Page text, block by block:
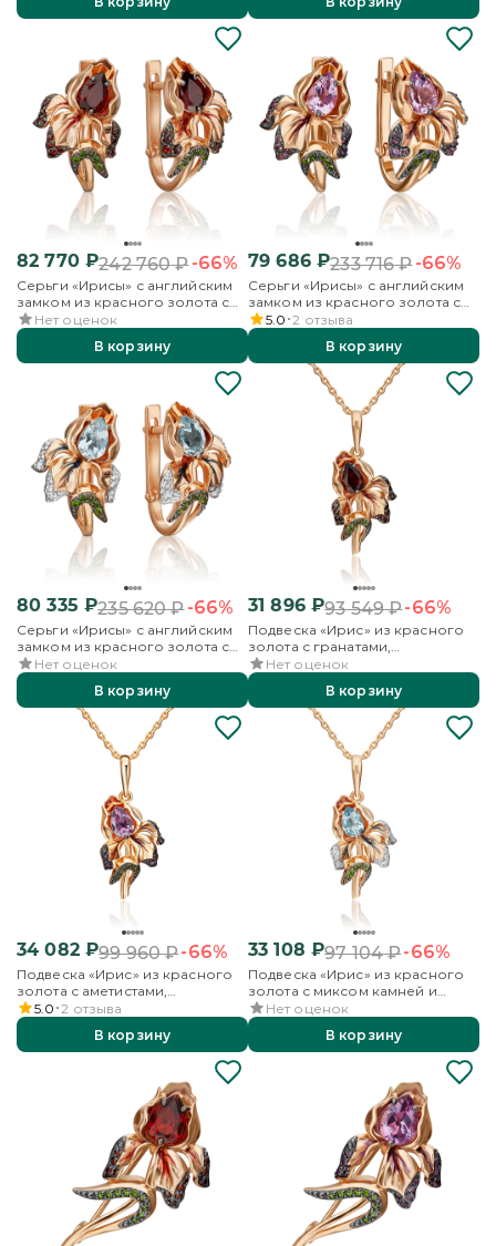
82 770₽242 760₽-66%
Серьги «Ирисы» с английским
замком из красного золота с
гранатами, хромдиопсидами и
эмалью
Нет оценок
В корзину
79 686₽233 716₽-66%
Серьги «Ирисы» с английским
замком из красного золота с
аметистами, хромдиопсидами и
эмалью
5.0 2 отзыва
В корзину
80 335 ₽235 620₽-66%
Серьги «Ирисы» с английским
замком из красного золота с
миксом камней и эмалью
Нет оценок
В корзину
31 896₽93 549₽-66%
Подвеска «Ирис» из красного
золота с гранатами,
хромдиопсидами и эмалью
Нет оценок
В корзину
34 082₽99 960₽-66%
Подвеска «Ирис» из красного
золота с аметистами,
хромдиопсидами и эмалью
5.0 2 отзыва
В корзину
33 108 ₽97 104₽-66%
Подвеска «Ирис» из красного
золота с миксом камней и
эмалью
Нет оценок
В корзину